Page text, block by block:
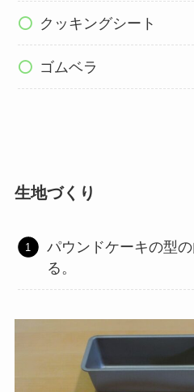
クッキングシート
ゴムベラ
生地づくり
パウンドケーキの型
る。